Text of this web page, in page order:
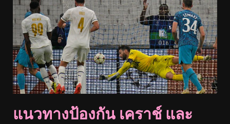
แนวทางป้องกัน เคราช์ และ